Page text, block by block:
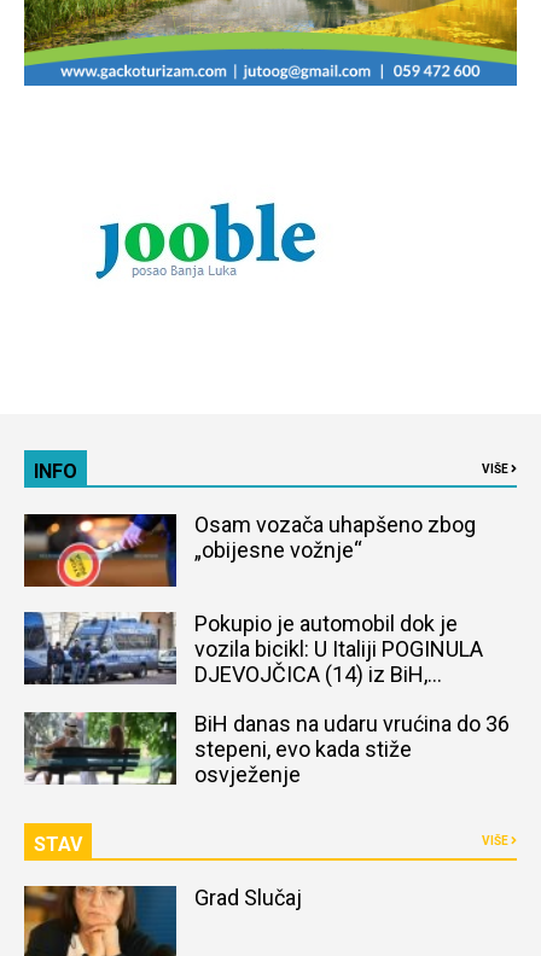
INFO VIŠE
Osam vozača uhapšeno zbog
„obijesne vožnje“
Pokupio je automobil dok je
vozila bicikl: U Italiji POGINULA
DJEVOJČICA (14) iz BiH,
BiH danas na udaru vrućina do 36
stepeni, evo kada stiže
osvježenje
STAV VIŠE
Grad Slučaj